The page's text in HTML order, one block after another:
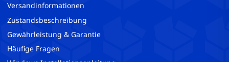
Versandinformationen
Zustandsbeschreibung
Gewährleistung & Garantie
Häufige Fragen